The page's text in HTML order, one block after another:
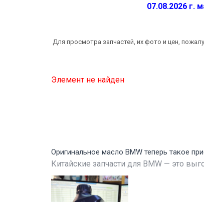
07.08.2026 г.
Для просмотра запчастей, их фото и цен,
Элемент не найден
Оригинальное масло BMW теперь такое
Китайские запчасти для BMW — это